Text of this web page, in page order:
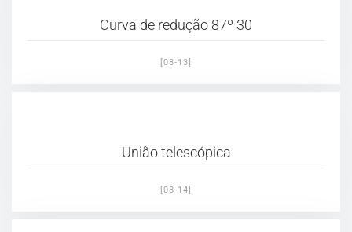
Curva de redução 87º 30
[08-13]
União telescópica
[08-14]